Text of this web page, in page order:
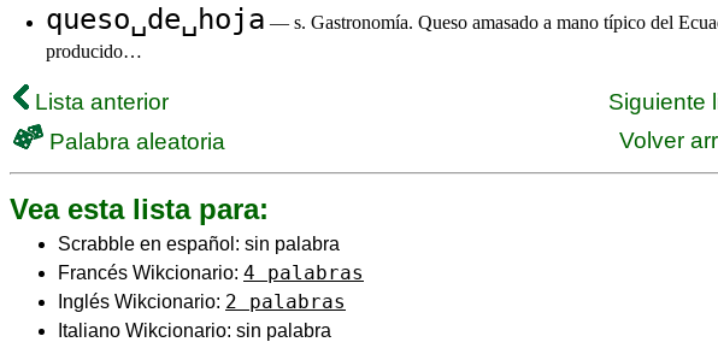
queso␣de␣hoja — s. Gastronomía. Queso amasado a mano típico del
producido…
Lista anterior
Siguiente
Palabra aleatoria
Volver
Vea esta lista para:
Scrabble en español: sin palabra
Francés Wikcionario: 4 palabras
Inglés Wikcionario: 2 palabras
Italiano Wikcionario: sin palabra